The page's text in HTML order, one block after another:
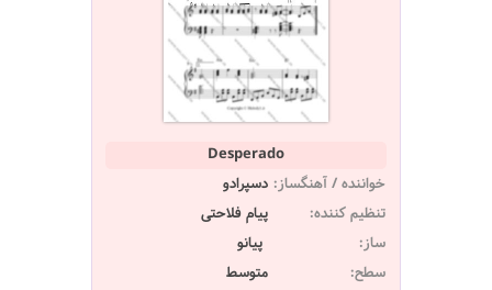
Desperado
خواننده / آهنگساز: دسپرادو
تنظیم کننده:
پیام فلاحتی
ساز:
پیانو
سطح:
متوسط